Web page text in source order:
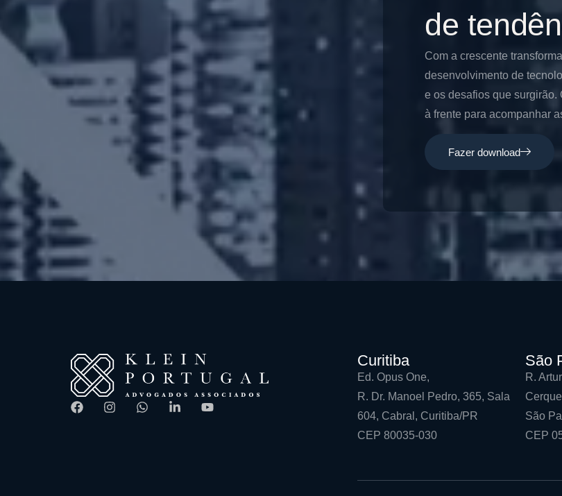
de
Com a crescente
desenvolvimento de
e os desafios que surgirão.
à frente para acompanhar
Fazer download
Curitiba
Ed. Opus One,
R. Dr. Manoel Pedro, 365, Sala
604, Cabral, Curitiba/PR
CEP 80035-030
São
R.
São
CEP